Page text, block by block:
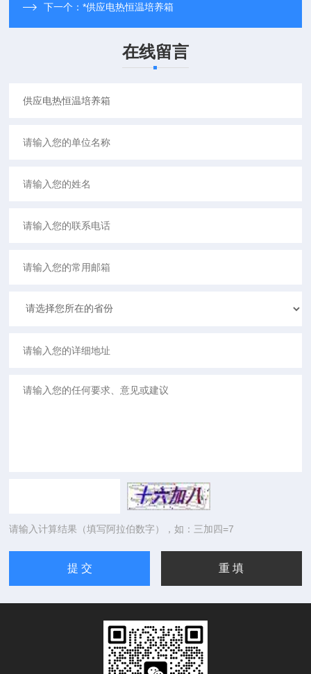
下一个：*供应电热恒温培养箱
在线留言
请输入计算结果（填写阿拉伯数字），如：三加四=7